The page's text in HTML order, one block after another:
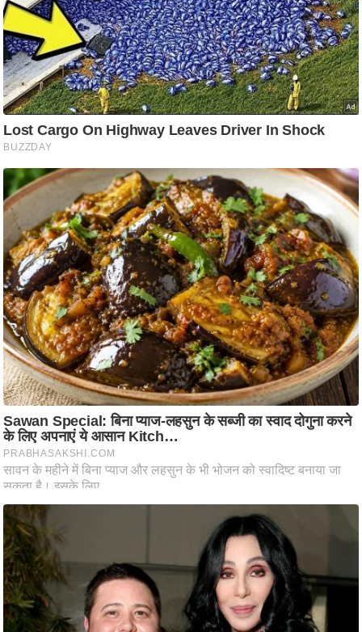
ई
.
चा
य
प
र
स
क्षा
ध
र्म
ज्यो
ति
ष
प्र
भु
म
हि
मा
/
ध
र्म
स्थ
व्र
त
त्यो
हा
र